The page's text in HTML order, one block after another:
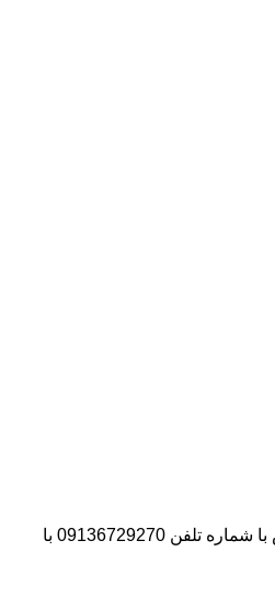
آدرس شرکت:استان تهران- شهر پیشوا- روبروی درب دانشگاه آزاد واحد ورامین – پیشوا – خیابان سروستان- انتهای کوچه سروستان نهم – پلاک 44- طریقه برقراری تماس با شماره تلفن 09136729270 با